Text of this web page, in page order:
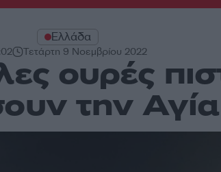
Ελλάδα
Τετάρτη 9 Νοεμβρίου 2022
ουρές
την